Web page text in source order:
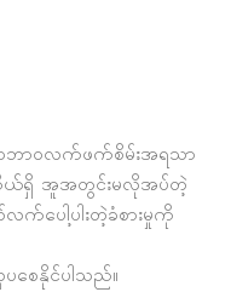
သဘာဝလက်ဖက်စိမ်းအရသာ
ကိုယ်ရှိ အူအတွင်းမလိုအပ်တဲ့
ပေါ့ပါးတဲ့ခံစားမှုကို
စေနိုင်ပါသည်။